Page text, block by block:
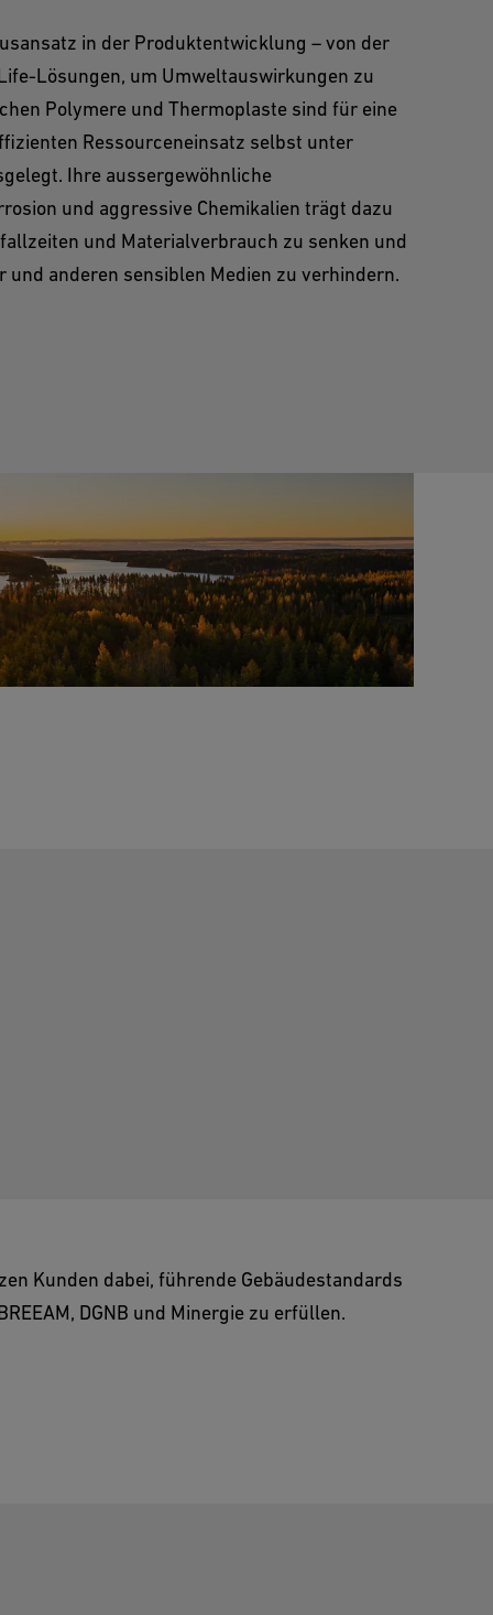
in der Produktentwicklung – von der
Lösungen, um Umweltauswirkungen zu
Polymere und Thermoplaste sind für eine
Ressourceneinsatz selbst unter
Ihre aussergewöhnliche
und aggressive Chemikalien trägt dazu
und Materialverbrauch zu senken und
und anderen sensiblen Medien zu verhindern.
Kunden dabei, führende Gebäudestandards
DGNB und Minergie zu erfüllen.